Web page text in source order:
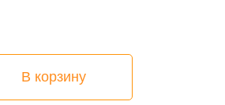
В корзину